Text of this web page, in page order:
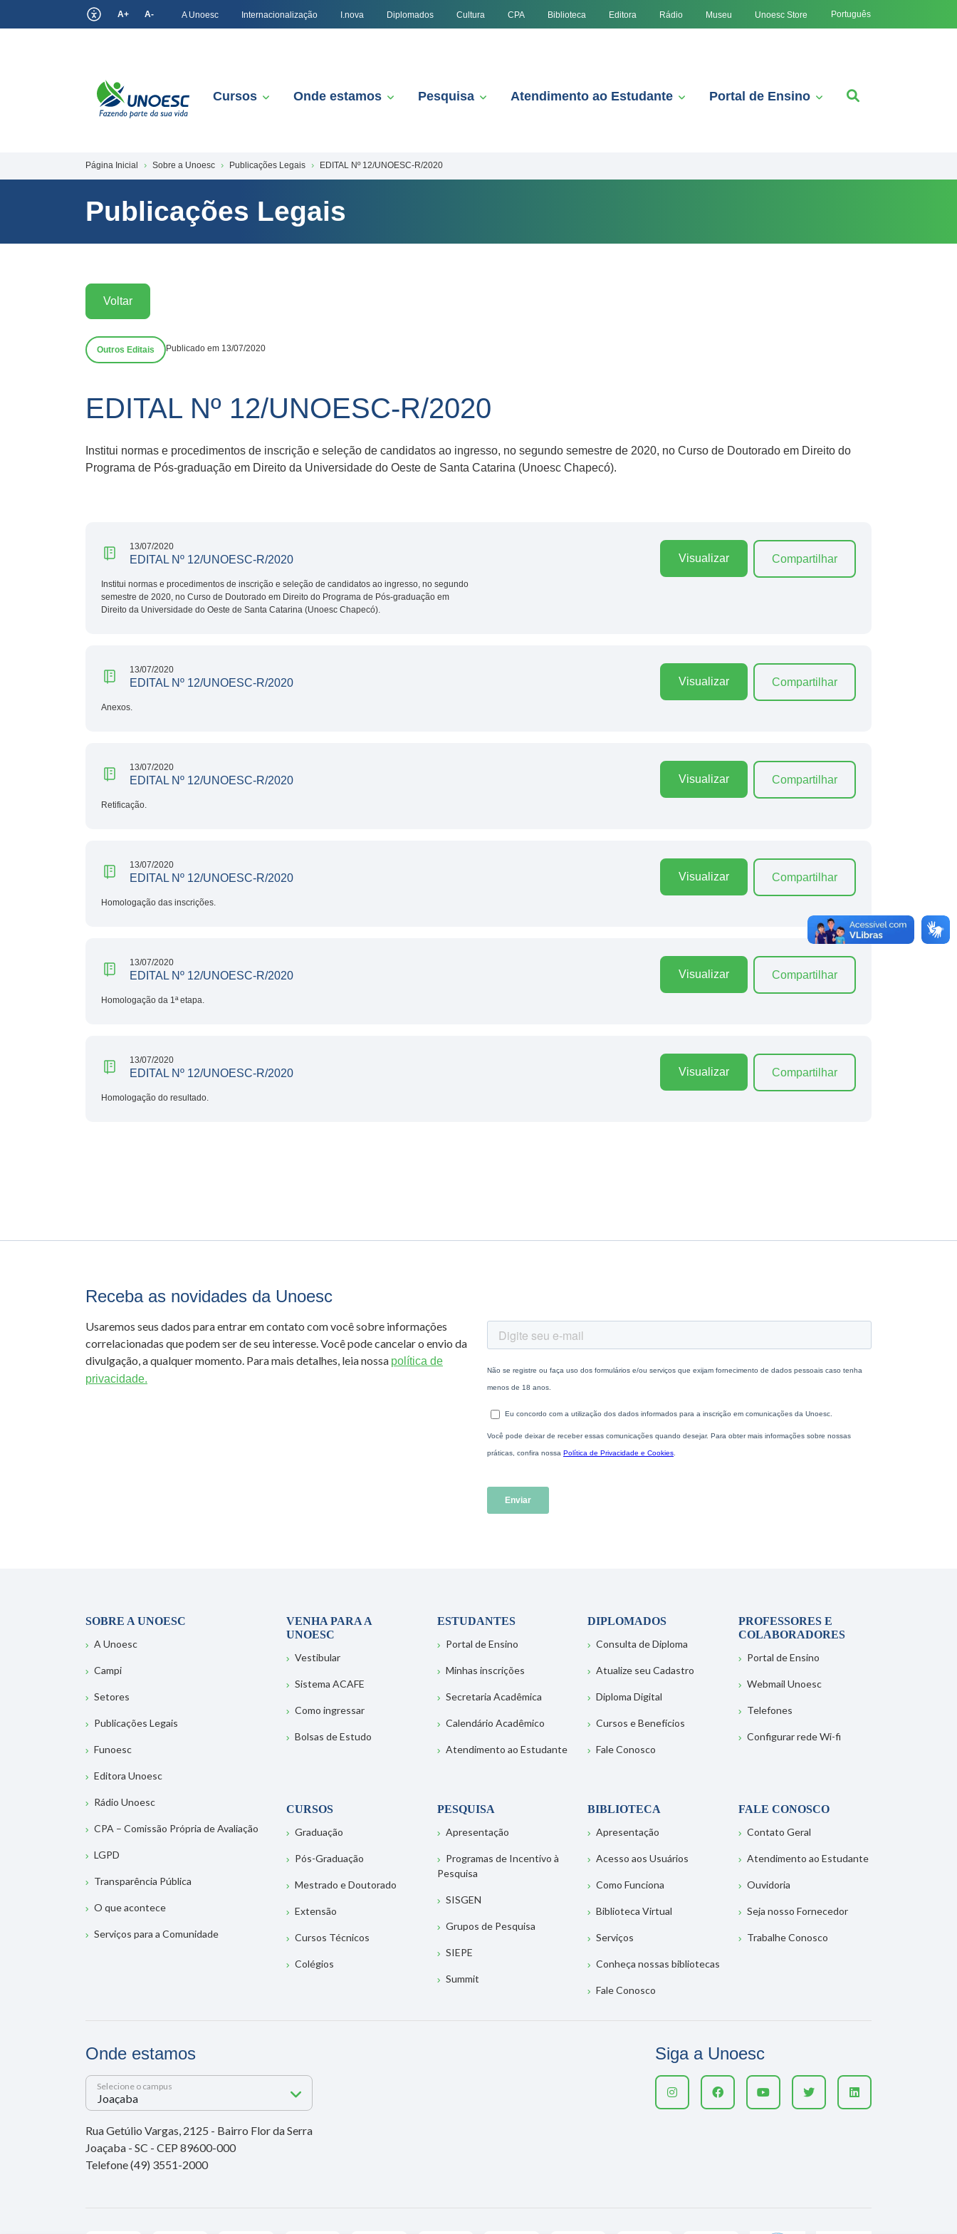
A+ A- A Unoesc Internacionalização I.nova Diplomados Cultura CPA Biblioteca Editora Rádio Museu Unoesc Store Português
Cursos Onde estamos Pesquisa Atendimento ao Estudante Portal de Ensino
Página Inicial Sobre a Unoesc Publicações Legais EDITAL Nº 12/UNOESC-R/2020
Publicações Legais
Voltar
Outros Editais Publicado em 13/07/2020
EDITAL Nº 12/UNOESC-R/2020
Institui normas e procedimentos de inscrição e seleção de candidatos ao ingresso, no segundo semestre de 2020, no Curso de Doutorado em Direito do
Programa de Pós-graduação em Direito da Universidade do Oeste de Santa Catarina (Unoesc Chapecó).
13/07/2020
EDITAL Nº 12/UNOESC-R/2020
Institui normas e procedimentos de inscrição e seleção de candidatos ao ingresso, no segundo
semestre de 2020, no Curso de Doutorado em Direito do Programa de Pós-graduação em
Direito da Universidade do Oeste de Santa Catarina (Unoesc Chapecó).
Visualizar Compartilhar
13/07/2020
EDITAL Nº 12/UNOESC-R/2020
Anexos.
Visualizar Compartilhar
13/07/2020
EDITAL Nº 12/UNOESC-R/2020
Retificação.
Visualizar Compartilhar
13/07/2020
EDITAL Nº 12/UNOESC-R/2020
Homologação das inscrições.
Visualizar Compartilhar
13/07/2020
EDITAL Nº 12/UNOESC-R/2020
Homologação da 1ª etapa.
Visualizar Compartilhar
13/07/2020
EDITAL Nº 12/UNOESC-R/2020
Homologação do resultado.
Visualizar Compartilhar
Receba as novidades da Unoesc
Usaremos seus dados para entrar em contato com você sobre informações
correlacionadas que podem ser de seu interesse. Você pode cancelar o envio da
divulgação, a qualquer momento. Para mais detalhes, leia nossa política de
privacidade.
SOBRE A UNOESC
A Unoesc
Campi
Setores
Publicações Legais
Funoesc
Editora Unoesc
Rádio Unoesc
CPA – Comissão Própria de Avaliação
LGPD
Transparência Pública
O que acontece
Serviços para a Comunidade
VENHA PARA A
UNOESC
Vestibular
Sistema ACAFE
Como ingressar
Bolsas de Estudo
ESTUDANTES
Portal de Ensino
Minhas inscrições
Secretaria Acadêmica
Calendário Acadêmico
Atendimento ao Estudante
DIPLOMADOS
Consulta de Diploma
Atualize seu Cadastro
Diploma Digital
Cursos e Benefícios
Fale Conosco
PROFESSORES E
COLABORADORES
Portal de Ensino
Webmail Unoesc
Telefones
Configurar rede Wi-fi
CURSOS
Graduação
Pós-Graduação
Mestrado e Doutorado
Extensão
Cursos Técnicos
Colégios
PESQUISA
Apresentação
Programas de Incentivo à
Pesquisa
SISGEN
Grupos de Pesquisa
SIEPE
Summit
BIBLIOTECA
Apresentação
Acesso aos Usuários
Como Funciona
Biblioteca Virtual
Serviços
Conheça nossas bibliotecas
Fale Conosco
FALE CONOSCO
Contato Geral
Atendimento ao Estudante
Ouvidoria
Seja nosso Fornecedor
Trabalhe Conosco
Onde estamos
Selecione o campus
Rua Getúlio Vargas, 2125 - Bairro Flor da Serra
Joaçaba - SC - CEP 89600-000
Telefone (49) 3551-2000
Siga a Unoesc